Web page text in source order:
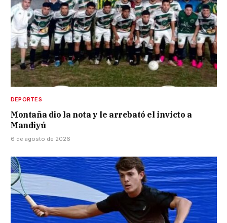
DEPORTES
Montaña dio la nota y le arrebató el invicto a
Mandiyú
6 de agosto de 2026